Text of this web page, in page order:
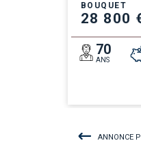
BOUQUET
28 800
70
ANS
ANNONCE